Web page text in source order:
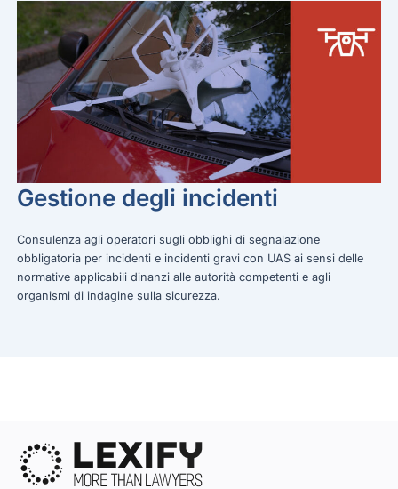
Gestione degli incidenti
Consulenza agli operatori sugli obblighi di segnalazione
obbligatoria per incidenti e incidenti gravi con UAS ai sensi delle
normative applicabili dinanzi alle autorità competenti e agli
organismi di indagine sulla sicurezza.